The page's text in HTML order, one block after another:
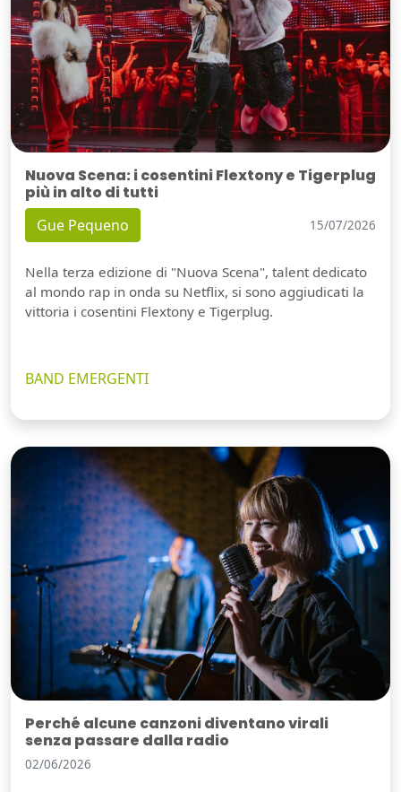
Nuova Scena: i cosentini Flextony e Tigerplug
più in alto di tutti
Gue Pequeno 15/07/2026
Nella terza edizione di "Nuova Scena", talent dedicato
al mondo rap in onda su Netflix, si sono aggiudicati la
vittoria i cosentini Flextony e Tigerplug.
BAND EMERGENTI
Perché alcune canzoni diventano virali
senza passare dalla radio
02/06/2026